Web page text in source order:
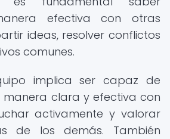
efectiva con otras
ideas, resolver conflictos
comunes.
implica ser capaz de
manera clara y efectiva con
activamente y valorar
de los demás. También